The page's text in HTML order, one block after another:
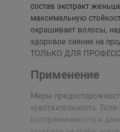
состав экстракт
максимальную
окрашивает волосы,
здоровое сияние на
ТОЛЬКО ДЛЯ
Применение
Меры
чувствительность.
восприимчивость к